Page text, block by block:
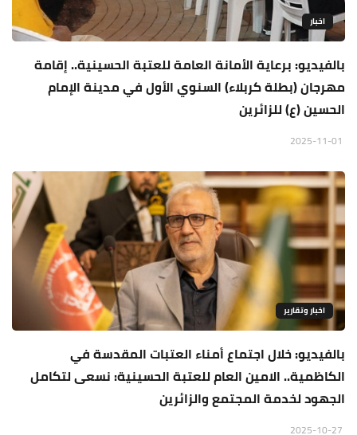
اخبار
بالفيديو: برعاية الأمانة العامة للعتبة الحسينية.. إقامة
مهرجان (بطلة كربلاء) السنوي الأول في مدينة الإمام
الحسين (ع) للزائرين
اخبار وتقارير
بالفيديو: خلال اجتماع أمناء العتبات المقدسة في
الكاظمية.. الامين العام للعتبة الحسينية: نسعى لتكامل
الجهود لخدمة المجتمع والزائرين